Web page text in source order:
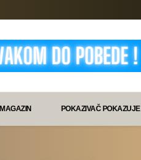
MAGAZIN POKAZIVAČ POKAZUJE